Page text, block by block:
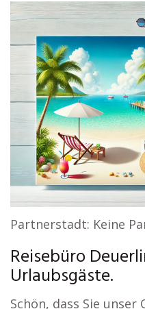
Partnerstadt: Keine
Reisebüro
Urlaubsgäste.
Schön, dass Sie unser